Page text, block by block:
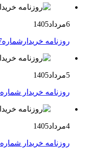
6مرداد1405
روزنامه خریدارشماره2197
5مرداد1405
روزنامه خریدار شماره2196
4مرداد1405
روزنامه خریدار شماره 2195